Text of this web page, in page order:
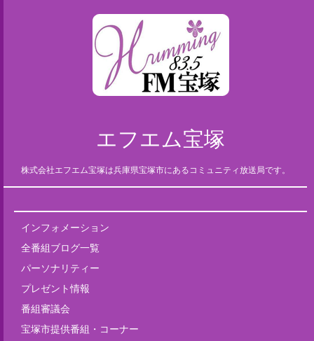
エフエム宝塚
株式会社エフエム宝塚は兵庫県宝塚市にあるコミュニティ放送局です。
インフォメーション
全番組ブログ一覧
パーソナリティー
プレゼント情報
番組審議会
宝塚市提供番組・コーナー